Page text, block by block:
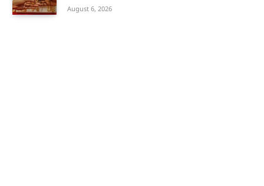
August 6, 2026